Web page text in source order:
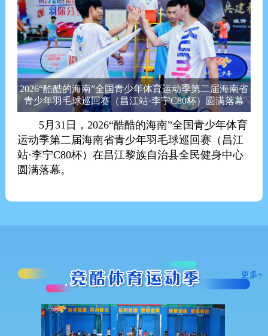
2026“酷酷的海南”全国青少年体育运动季第二届海南省
青少年羽毛球巡回赛（昌江站·李宁C80杯）圆满落幕
5月31日，2026“酷酷的海南”全国青少年体育
运动季第二届海南省青少年羽毛球巡回赛（昌江
站·李宁C80杯）在昌江黎族自治县全民健身中心
圆满落幕。
更多+